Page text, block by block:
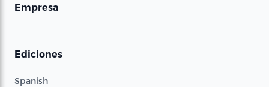
Empresa
Ediciones
Spanish